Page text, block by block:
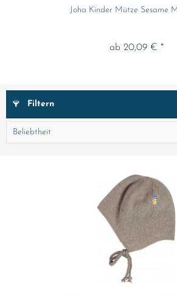
Joha Kinder Mütze Sesame
ab 20,09 € *
Filtern